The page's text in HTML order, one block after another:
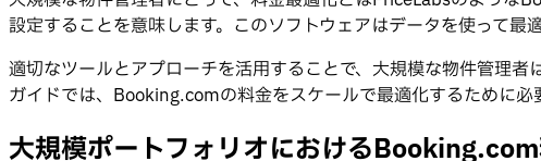
設定することを意味します。このソフトウェアはデータを使って最
適切なツールとアプローチを活用することで、大規模な物件管理
ガイドでは、Booking.comの料金をスケールで最適化するために必
大規模ポートフォリオにおける